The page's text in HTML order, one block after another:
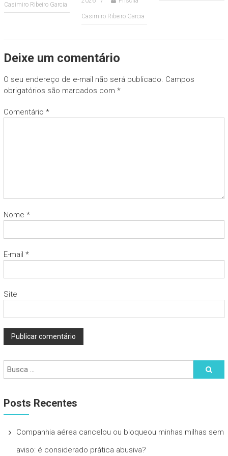
Casimiro Ribeiro Garcia
Casimiro Ribeiro Garcia
Deixe um comentário
O seu endereço de e-mail não será publicado. Campos
obrigatórios são marcados com *
Comentário *
Nome *
E-mail *
Site
Posts Recentes
Companhia aérea cancelou ou bloqueou minhas milhas sem
aviso: é considerado prática abusiva?